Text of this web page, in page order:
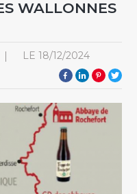
WALLONNES
LE 18/12/2024